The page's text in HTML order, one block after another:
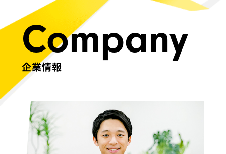
Company
企業情報